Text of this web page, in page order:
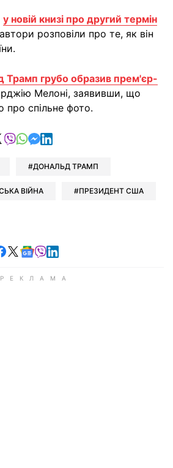
у новій книзі про другий термін
автори розповіли про те, як він
Трамп грубо образив прем'єр-
Мелоні, заявивши, що
про спільне фото.
у Telegram
у Facebook
поділитись у X
відправити у Viber
відправити у Whatsapp
відправити у Messenger
відправити у LinkedIn
ДОНАЛЬД ТРАМП
ВІЙНА ПРЕЗИДЕНТ США
у Telegram
Читайте у Facebook
Читайте у X
Читайте у Google news
Читайте у Viber
Читайте у LinkedIn